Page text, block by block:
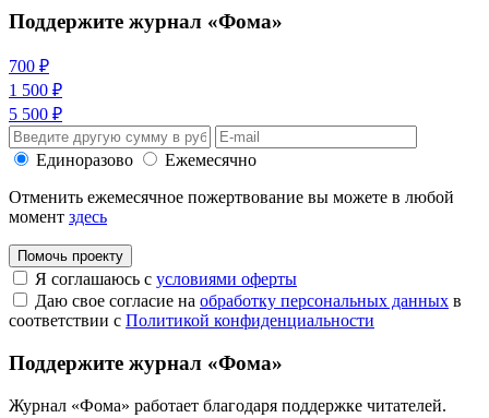
Поддержите журнал «Фома»
700 ₽
1 500 ₽
5 500 ₽
Единоразово
Ежемесячно
Отменить ежемесячное пожертвование вы можете в любой
момент здесь
Помочь проекту
Я соглашаюсь с условиями оферты
Даю свое согласие на обработку персональных данных в
соответствии с Политикой конфиденциальности
Поддержите журнал «Фома»
Журнал «Фома» работает благодаря поддержке читателей.